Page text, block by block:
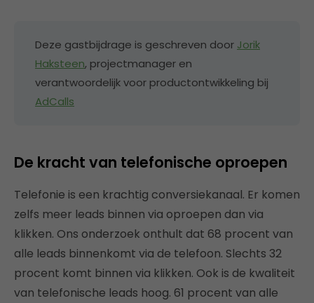
Deze gastbijdrage is geschreven door Jorik
Haksteen, projectmanager en
verantwoordelijk voor productontwikkeling bij
AdCalls
De kracht van telefonische oproepen
Telefonie is een krachtig conversiekanaal. Er komen
zelfs meer leads binnen via oproepen dan via
klikken. Ons onderzoek onthult dat 68 procent van
alle leads binnenkomt via de telefoon. Slechts 32
procent komt binnen via klikken. Ook is de kwaliteit
van telefonische leads hoog. 61 procent van alle